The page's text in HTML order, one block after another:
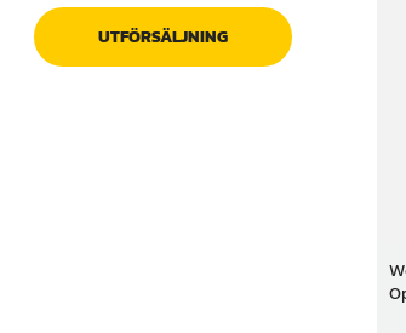
UTFÖRSÄLJNING